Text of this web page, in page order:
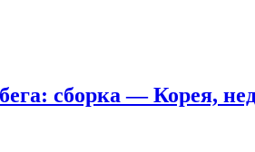
сборка — Корея,